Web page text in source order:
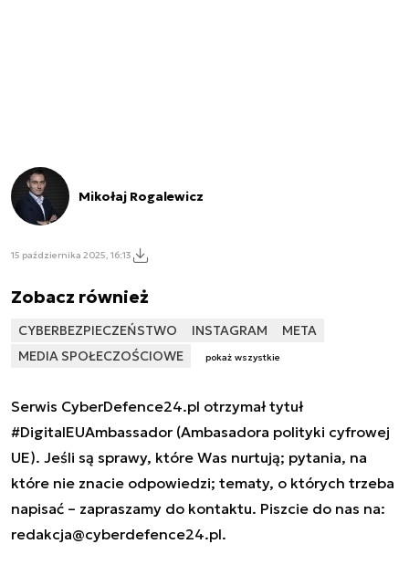
Mikołaj Rogalewicz
15 października 2025, 16:13
Zobacz również
CYBERBEZPIECZEŃSTWO INSTAGRAM
META
MEDIA SPOŁECZOŚCIOWE
pokaż wszystkie
Serwis CyberDefence24.pl otrzymał tytuł
#DigitalEUAmbassador (Ambasadora polityki cyfrowej
UE). Jeśli są sprawy, które Was nurtują; pytania, na
które nie znacie odpowiedzi; tematy, o których trzeba
napisać – zapraszamy do kontaktu. Piszcie do nas na:
redakcja@cyberdefence24.pl.